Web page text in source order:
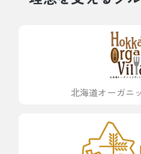
北海道オーガニ